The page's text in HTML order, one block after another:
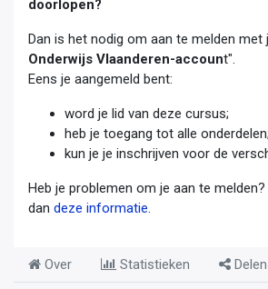
doorlopen?
Dan is het nodig om aan te melden met
Onderwijs Vlaanderen-account".
Eens je aangemeld bent:
word je lid van deze cursus;
heb je toegang tot alle onderdelen;
kun je je inschrijven voor de
Heb je problemen om je aan te melden?
dan deze informatie
Over Statistieken Delen